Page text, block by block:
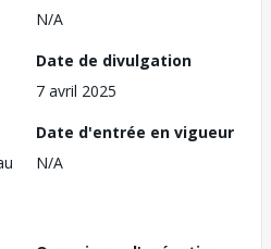
N/A
Date de divulgation
7 avril 2025
Date d'entrée en vigueur
N/A